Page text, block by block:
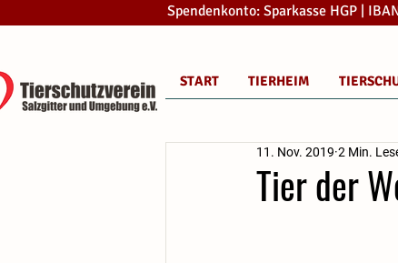
Spendenkonto: Sparkasse HGP |
START TIERHEIM
Tier der
11. Nov. 2019 2 Min.